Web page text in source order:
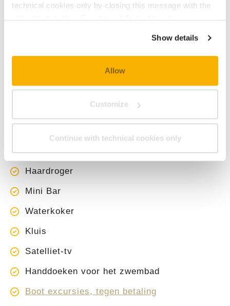
technical cookies only by closing this message with the
Show details
Allow
Customize
Continue with technical cookies only
TOT UW BESCHIKKING
Balkon met uitzicht op het meer
Gratis WI-FI
Haardroger
Mini Bar
Waterkoker
Kluis
Satelliet-tv
Handdoeken voor het zwembad
Boot excursies, tegen betaling